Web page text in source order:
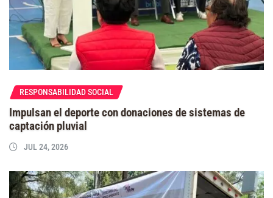
RESPONSABILIDAD SOCIAL
Impulsan el deporte con donaciones de sistemas de
captación pluvial
JUL 24, 2026